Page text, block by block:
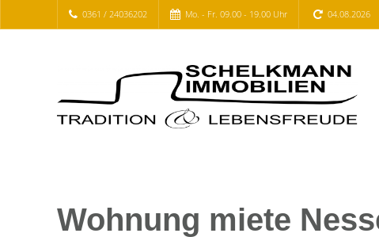
0361 / 24036202 Mo. - Fr. 09.00 - 19.00 Uhr 04.08.2026
Wohnung miete